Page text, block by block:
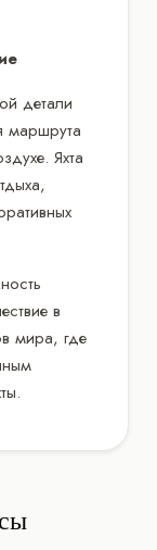
детали
маршрута
Яхта
в
мира, где